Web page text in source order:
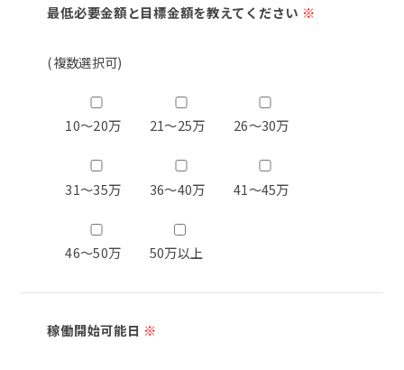
最低必要金額と目標金額を教えてください ※
(複数選択可)
10～20万 21～25万 26～30万
31～35万 36～40万 41～45万
46～50万 50万以上
稼働開始可能日 ※